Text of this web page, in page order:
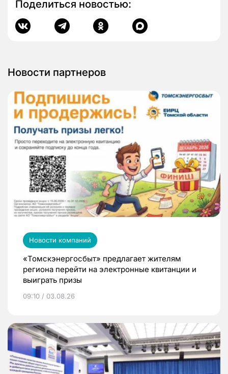
Поделиться новостью:
Новости партнеров
Новости компаний
«Томскэнергосбыт» предлагает жителям
региона перейти на электронные квитанции и
выиграть призы
09:10 / 03.08.26